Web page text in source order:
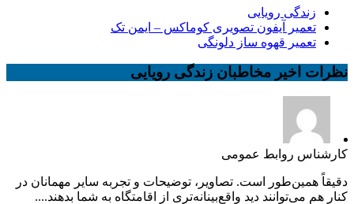
زندگی رویایی
تعمیر آیفون تصویری کوماکس – ایمن تک
تعمیر قهوه ساز دلونگی
نظرات اخیر مخاطبان زندگی رویایی
کارشناس روابط عمومی
دقیقاً همین‌طور است. تصاویر، توضیحات و تجربه سایر مهمانان در
کنار هم می‌توانند دید واقع‌بینانه‌تری از اقامتگاه به شما بدهند....